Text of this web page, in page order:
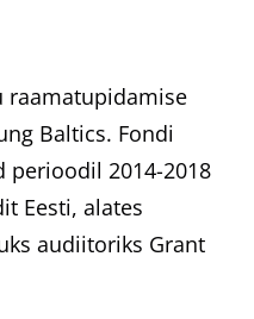
raamatupidamise
Baltics. Fondi
perioodil 2014-2018
Eesti, alates
audiitoriks Grant